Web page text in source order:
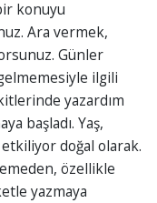
konuyu
Ara vermek,
Günler
ilgili
yazardım
başladı. Yaş,
doğal olarak.
özellikle
yazmaya